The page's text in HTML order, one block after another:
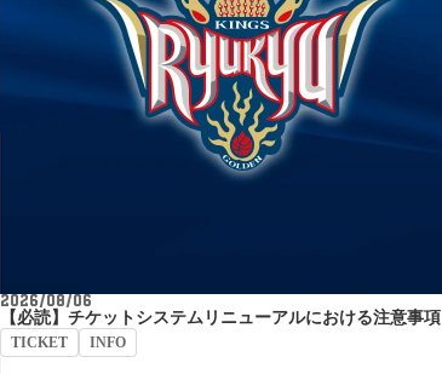
2026/08/06
【必読】チケットシステムリニューアルにおける注意事項
TICKET INFO